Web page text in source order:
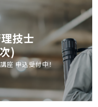
技士
)
座 申込受付中！